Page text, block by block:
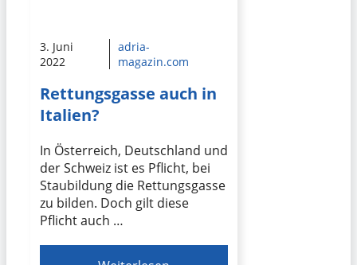
3. Juni
2022
adria-
magazin.com
Rettungsgasse auch in
Italien?
In Österreich, Deutschland und
der Schweiz ist es Pflicht, bei
Staubildung die Rettungsgasse
zu bilden. Doch gilt diese
Pflicht auch …